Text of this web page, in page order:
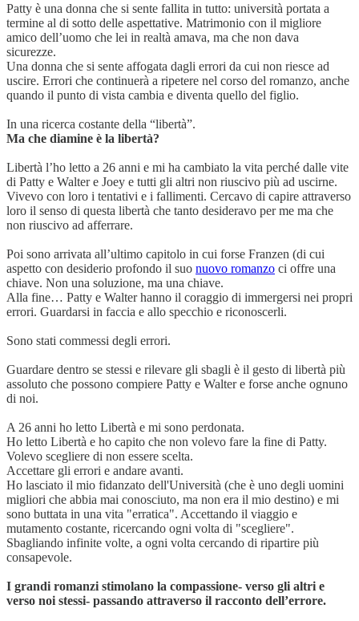
Patty è una donna che si sente fallita in tutto: università portata a
termine al di sotto delle aspettative. Matrimonio con il migliore
amico dell’uomo che lei in realtà amava, ma che non dava
sicurezze.
Una donna che si sente affogata dagli errori da cui non riesce ad
uscire. Errori che continuerà a ripetere nel corso del romanzo, anche
quando il punto di vista cambia e diventa quello del figlio.
In una ricerca costante della “libertà”.
Ma che diamine è la libertà?
Libertà l’ho letto a 26 anni e mi ha cambiato la vita perché dalle vite
di Patty e Walter e Joey e tutti gli altri non riuscivo più ad uscirne.
Vivevo con loro i tentativi e i fallimenti. Cercavo di capire attraverso
loro il senso di questa libertà che tanto desideravo per me ma che
non riuscivo ad afferrare.
Poi sono arrivata all’ultimo capitolo in cui forse Franzen (di cui
aspetto con desiderio profondo il suo nuovo romanzo ci offre una
chiave. Non una soluzione, ma una chiave.
Alla fine… Patty e Walter hanno il coraggio di immergersi nei propri
errori. Guardarsi in faccia e allo specchio e riconoscerli.
Sono stati commessi degli errori.
Guardare dentro se stessi e rilevare gli sbagli è il gesto di libertà più
assoluto che possono compiere Patty e Walter e forse anche ognuno
di noi.
A 26 anni ho letto Libertà e mi sono perdonata.
Ho letto Libertà e ho capito che non volevo fare la fine di Patty.
Volevo scegliere di non essere scelta.
Accettare gli errori e andare avanti.
Ho lasciato il mio fidanzato dell'Università (che è uno degli uomini
migliori che abbia mai conosciuto, ma non era il mio destino) e mi
sono buttata in una vita "erratica". Accettando il viaggio e
mutamento costante, ricercando ogni volta di "scegliere".
Sbagliando infinite volte, a ogni volta cercando di ripartire più
consapevole.
I grandi romanzi stimolano la compassione- verso gli altri e
verso noi stessi- passando attraverso il racconto dell’errore.